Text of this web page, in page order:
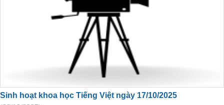
Sinh hoạt khoa học Tiếng Việt ngày 17/10/2025